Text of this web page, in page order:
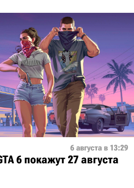
6 августа в 13:29
6 покажут 27 августа